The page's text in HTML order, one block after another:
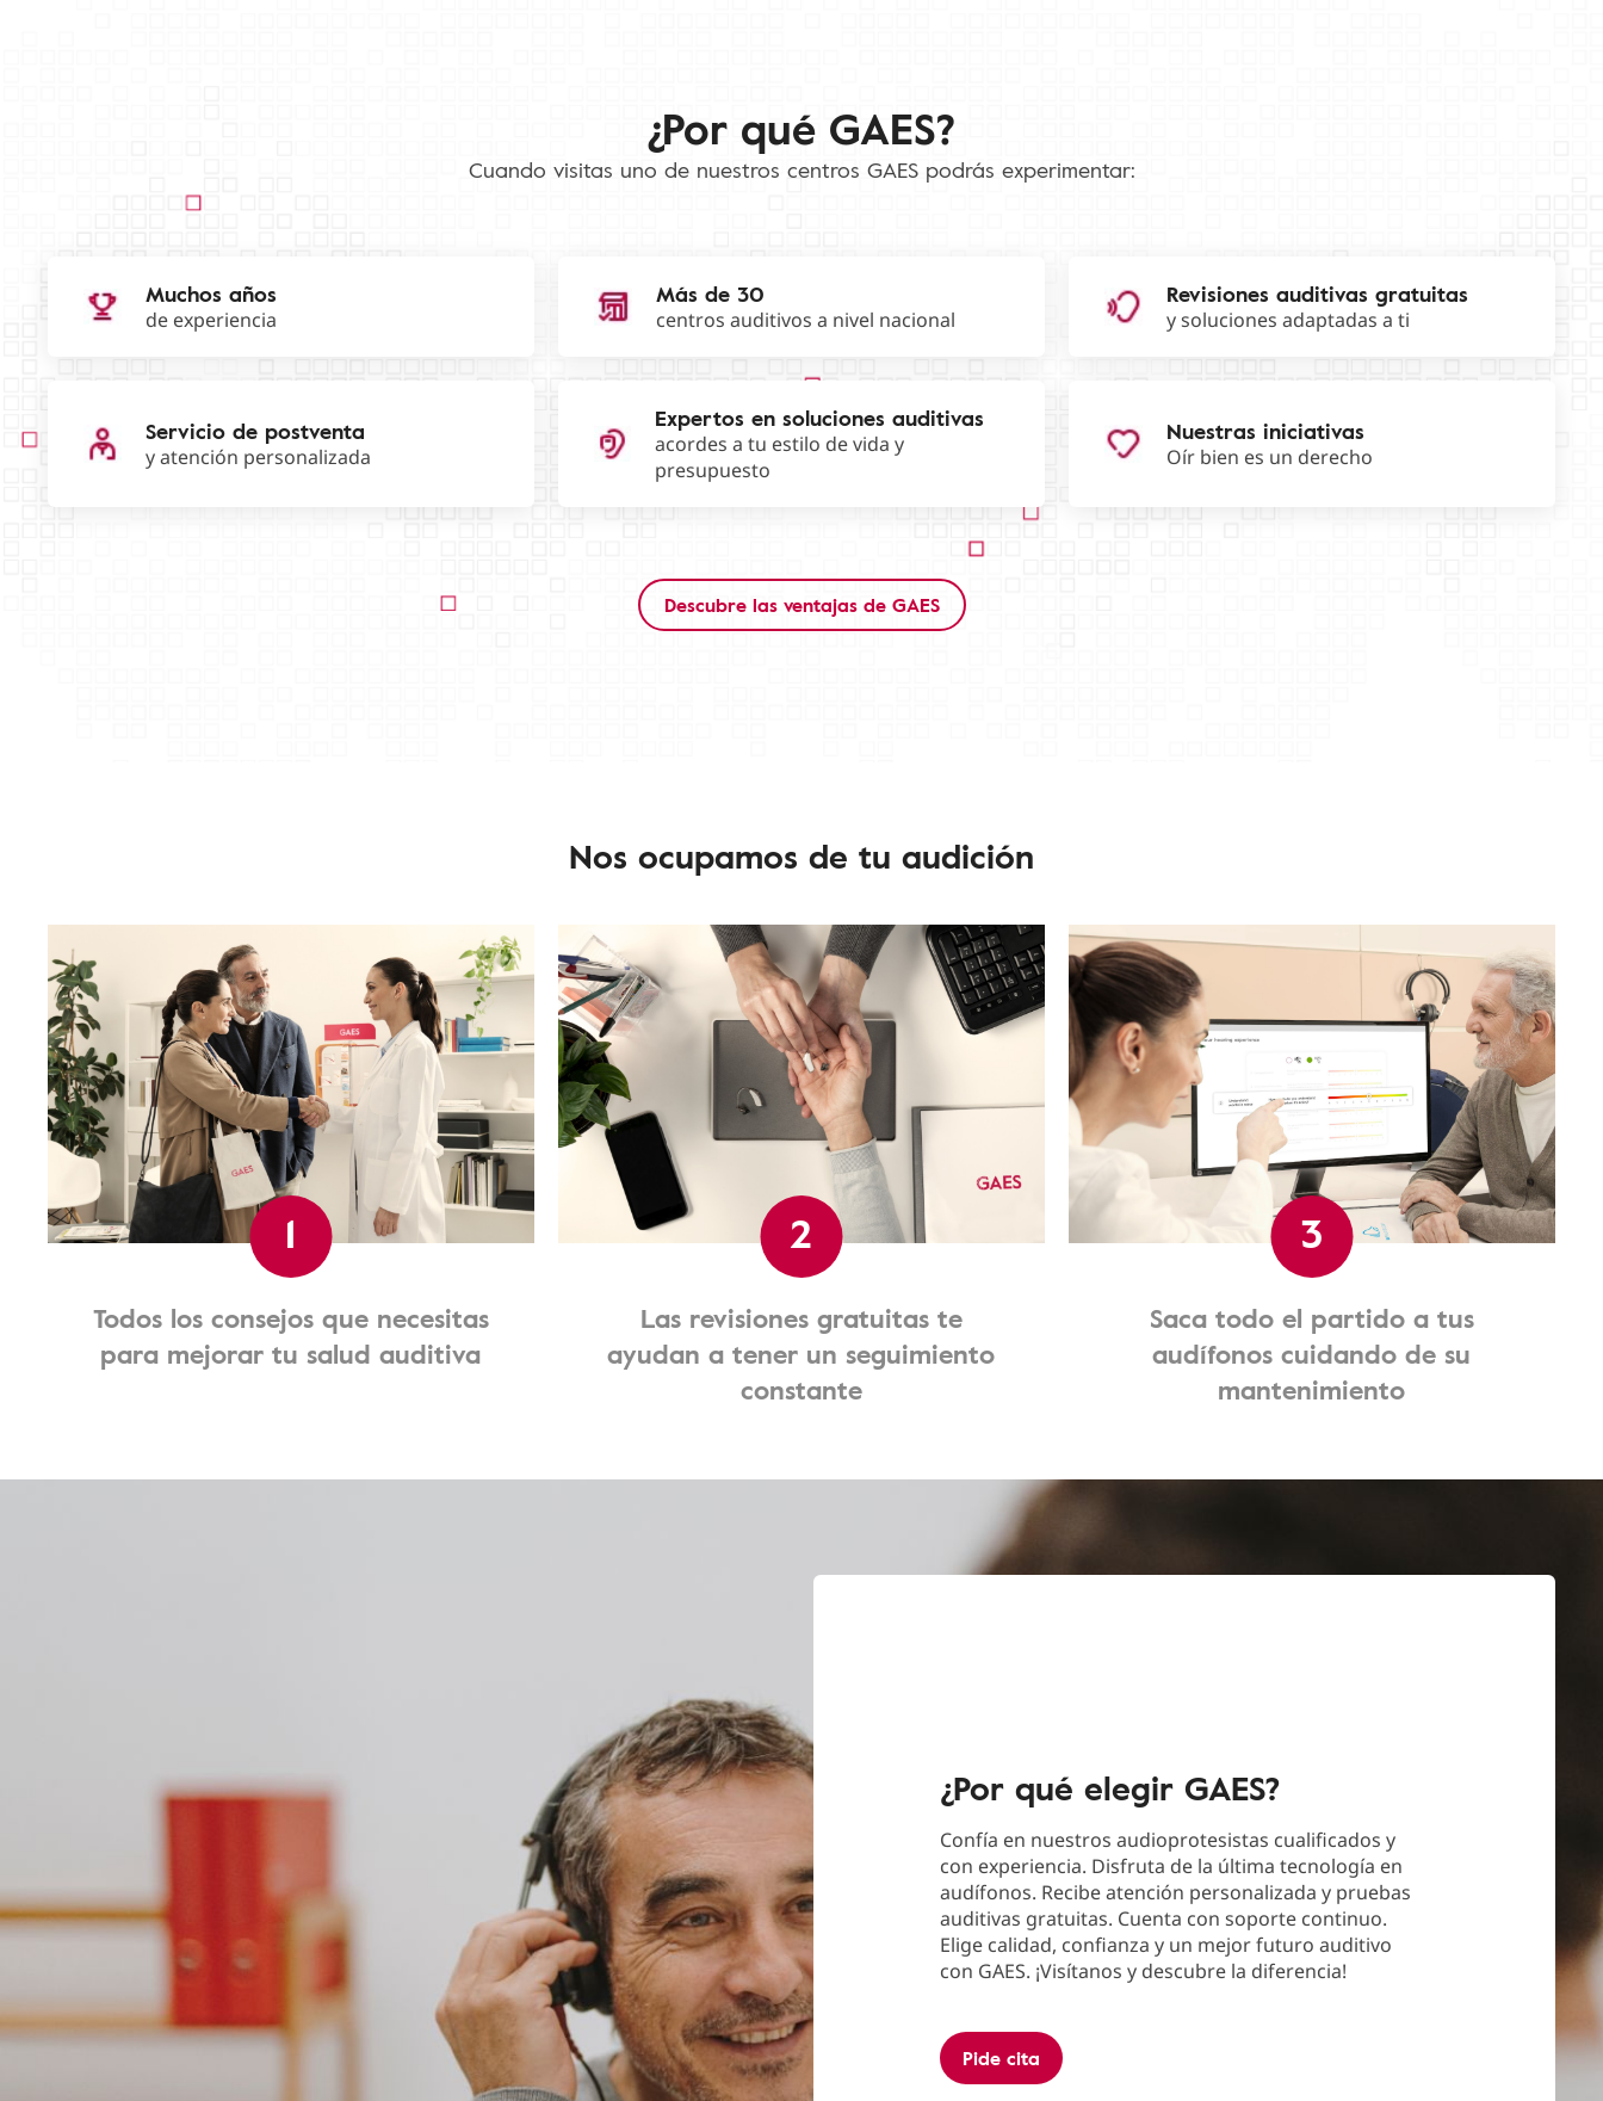
¿Por qué GAES?
Cuando visitas uno de nuestros centros GAES podrás experimentar:
Muchos años
de experiencia
Más de 30
centros auditivos a nivel nacional
Revisiones auditivas gratuitas
y soluciones adaptadas a ti
Servicio de postventa
y atención personalizada
Expertos en soluciones auditivas
acordes a tu estilo de vida y
presupuesto
Nuestras iniciativas
Oír bien es un derecho
Descubre las ventajas de GAES
Nos ocupamos de tu audición
1
Todos los consejos que necesitas
para mejorar tu salud auditiva
2
Las revisiones gratuitas te
ayudan a tener un seguimiento
constante
3
Saca todo el partido a tus
audífonos cuidando de su
mantenimiento
¿Por qué elegir GAES?
Confía en nuestros audioprotesistas cualificados y
con experiencia. Disfruta de la última tecnología en
audífonos. Recibe atención personalizada y pruebas
auditivas gratuitas. Cuenta con soporte continuo.
Elige calidad, confianza y un mejor futuro auditivo
con GAES. ¡Visítanos y descubre la diferencia!
Pide cita